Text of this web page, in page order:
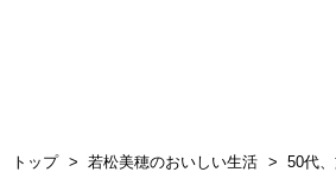
トップ 若松美穂のおいしい生活 50代